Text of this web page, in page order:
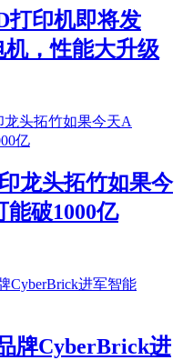
打印机即将发
，性能大升级
龙头拓竹如果今
破1000亿
牌CyberBrick进